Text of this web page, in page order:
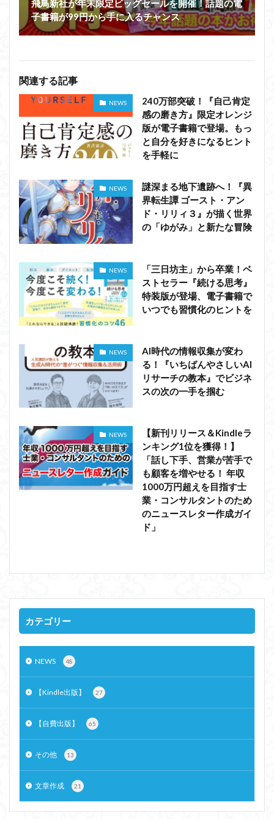
飛鳥新社が年末限定ビッグセールを開催！話題の電
子書籍が99円から手に入るチャンス
関連する記事
NEWS
240万部突破！『自己肯定
感の磨き方』限定オレンジ
版が電子書籍で登場。もっ
と自分を好きになるヒント
を手軽に
NEWS
謎深まる地下遺跡へ！『異
界転生譚 ゴースト・アン
ド・リリィ３』が描く世界
の「ゆがみ」と新たな冒険
NEWS
「三日坊主」から卒業！ベ
ストセラー『続ける思考』
特装版が登場、電子書籍で
いつでも習慣化のヒントを
NEWS
AI時代の情報収集が変わ
る！『いちばんやさしいAI
リサーチの教本』でビジネ
スの次の一手を掴む
NEWS
【新刊リリース＆Kindleラ
ンキング1位を獲得！】
「話し下手、営業が苦手で
も顧客を増やせる！ 年収
1000万円超えを目指す士
業・コンサルタントのため
のニュースレター作成ガイ
ド」
カテゴリー
NEWS 48
【Kindle出版】 27
【自費出版】 65
その他 13
文章作成 21